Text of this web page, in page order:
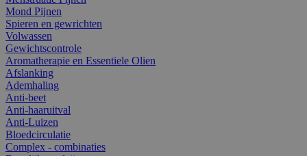
Mond Pijnen
Spieren en gewrichten
Volwassen
Gewichtscontrole
Aromatherapie en Essentiele Olien
Afslanking
Ademhaling
Anti-beet
Anti-haaruitval
Anti-Luizen
Bloedcirculatie
Complex - combinaties